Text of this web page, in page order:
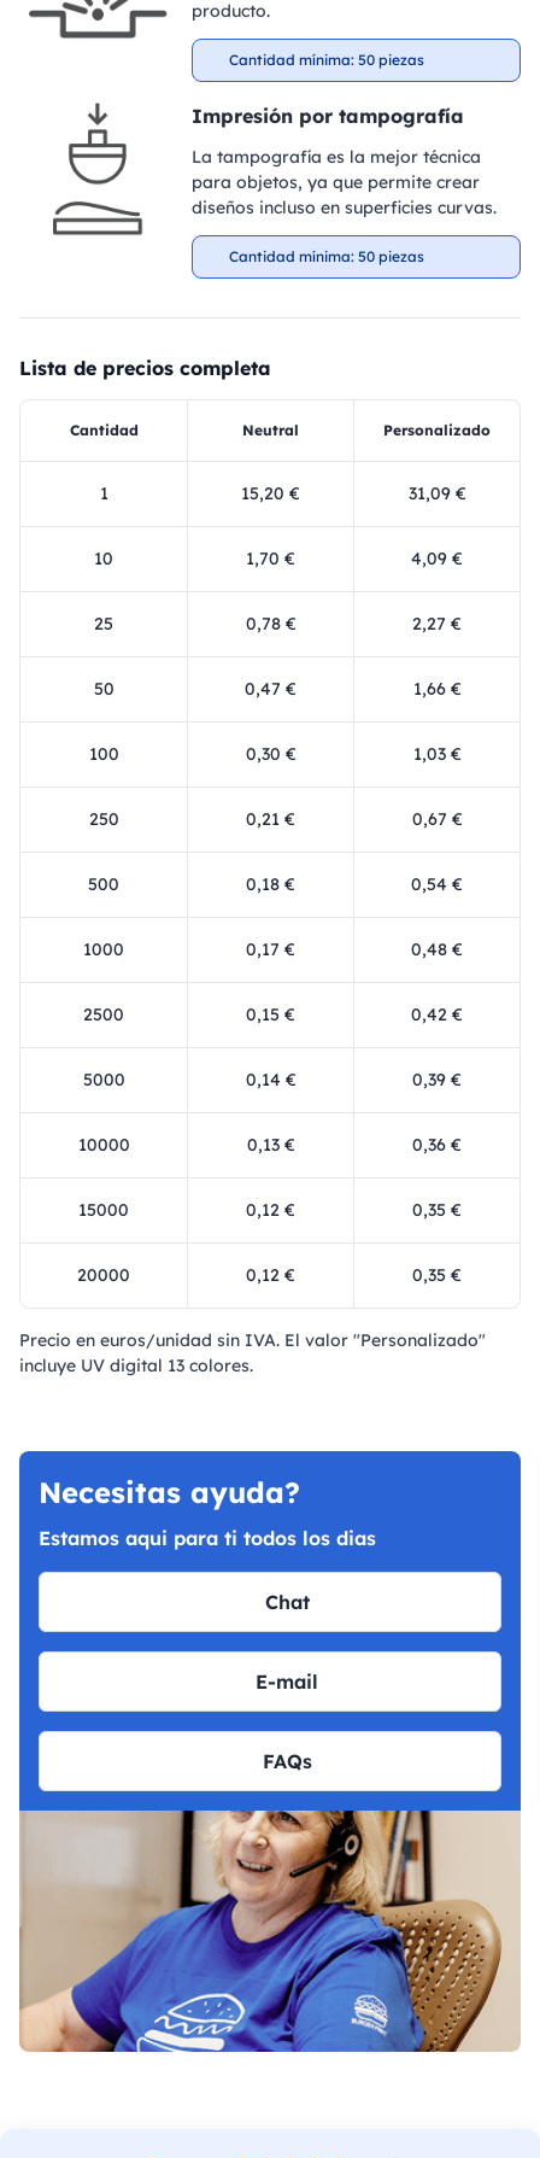
producto.
Cantidad mínima: 50 piezas
Impresión por tampografía
La tampografía es la mejor técnica
para objetos, ya que permite crear
diseños incluso en superficies curvas.
Cantidad mínima: 50 piezas
Lista de precios completa
Cantidad Neutral Personalizado
1 15,20 € 31,09 €
10 1,70 € 4,09 €
25 0,78 € 2,27 €
50 0,47 € 1,66 €
100 0,30 € 1,03 €
250 0,21 € 0,67 €
500 0,18 € 0,54 €
1000 0,17 € 0,48 €
2500 0,15 € 0,42 €
5000 0,14 € 0,39 €
10000 0,13 € 0,36 €
15000 0,12 € 0,35 €
20000 0,12 € 0,35 €
Precio en euros/unidad sin IVA. El valor "Personalizado"
incluye UV digital 13 colores.
Necesitas ayuda?
Estamos aqui para ti todos los dias
Chat
E-mail
FAQs